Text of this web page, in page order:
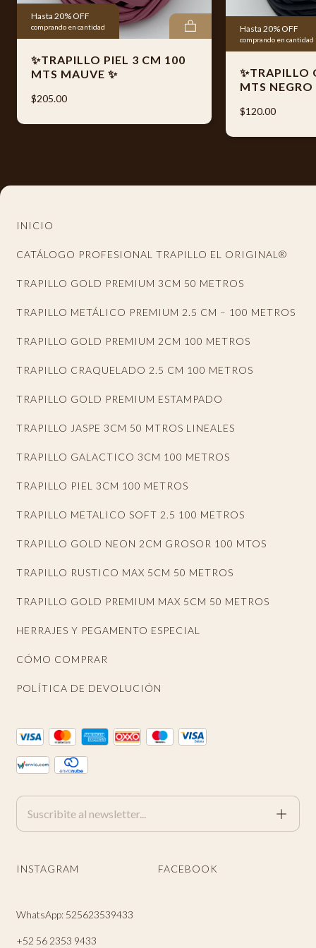
Además, cada producto se entrega empacado con el
logotipo oficial de Trapillo El Original® y código de barras
individual, garantizando autenticidad, control de calidad y
🌟 Ideal para elaborar:
* Bolsas
* Accesorios decorativos
📦 Especificaciones generales:
Gramos
* Presentación: Rollo (no novillo) para conservar su estado
marca
* Código de barras registrado bajo estándares
excedentes de residuos textiles para ofrecer un material
* Material textil flexible, resistente y fácil de tejer
💫 Trapillo El Original®
El arte en tus manos.
Hasta 20% OFF
comprando en cantidad
✨TRAPILLO PIEL 3 CM 100
MTS MAUVE ✨
$205.00
Hasta 20% OFF
comprando en cantidad
✨TRAPILLO
MTS NEGRO
$120.00
INICIO
CATÁLOGO PROFESIONAL TRAPILLO EL ORIGINAL®
TRAPILLO GOLD PREMIUM 3CM 50 METROS
TRAPILLO METÁLICO PREMIUM 2.5 CM – 100 METROS
TRAPILLO GOLD PREMIUM 2CM 100 METROS
TRAPILLO CRAQUELADO 2.5 CM 100 METROS
TRAPILLO GOLD PREMIUM ESTAMPADO
TRAPILLO JASPE 3CM 50 MTROS LINEALES
TRAPILLO GALACTICO 3CM 100 METROS
TRAPILLO PIEL 3CM 100 METROS
TRAPILLO METALICO SOFT 2.5 100 METROS
TRAPILLO GOLD NEON 2CM GROSOR 100 MTOS
TRAPILLO RUSTICO MAX 5CM 50 METROS
TRAPILLO GOLD PREMIUM MAX 5CM 50 METROS
HERRAJES Y PEGAMENTO ESPECIAL
CÓMO COMPRAR
POLÍTICA DE DEVOLUCIÓN
INSTAGRAM FACEBOOK
WhatsApp: 525623539433
+52 56 2353 9433